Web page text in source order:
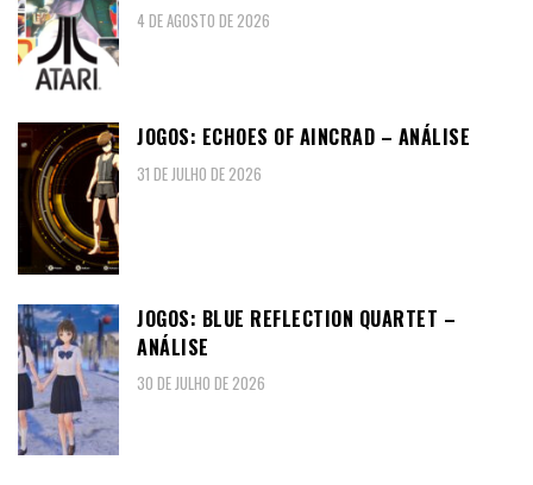
4 DE AGOSTO DE 2026
JOGOS: ECHOES OF AINCRAD – ANÁLISE
31 DE JULHO DE 2026
JOGOS: BLUE REFLECTION QUARTET –
ANÁLISE
30 DE JULHO DE 2026